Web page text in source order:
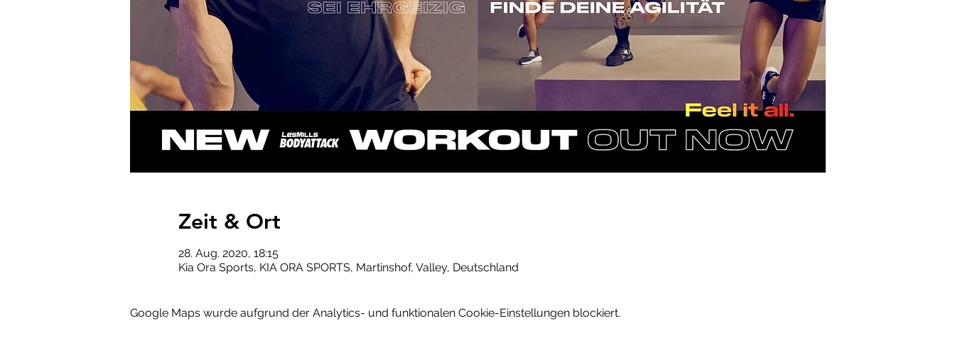
Zeit & Ort
28. Aug. 2020, 18:15
Kia Ora Sports, KIA ORA SPORTS, Martinshof, Valley, Deutschland
Google Maps wurde aufgrund der Analytics- und funktionalen Cookie-Einstellungen blockiert.